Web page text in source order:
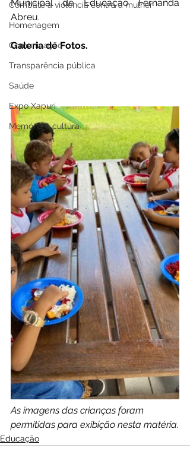
Combate à violência contra a mulher
Homenagem
Comunicação
Transparência pública
Saúde
Expo Xapuri
Memória e cultura
Municipal de Educação Fernanda
Abreu.
Galeria de Fotos.
As imagens das crianças foram
permitidas para exibição nesta matéria.
Educação